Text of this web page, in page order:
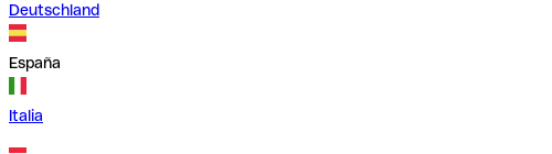
Deutschland
España
Italia